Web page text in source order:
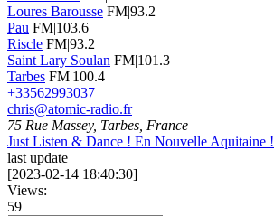
Loures Barousse FM|93.2
Pau FM|103.6
Riscle FM|93.2
Saint Lary Soulan FM|101.3
Tarbes FM|100.4
+33562993037
chris@atomic-radio.fr
75 Rue Massey, Tarbes, France
Just Listen & Dance ! En Nouvelle Aquitaine !
last update
[2023-02-14 18:40:30]
Views:
59